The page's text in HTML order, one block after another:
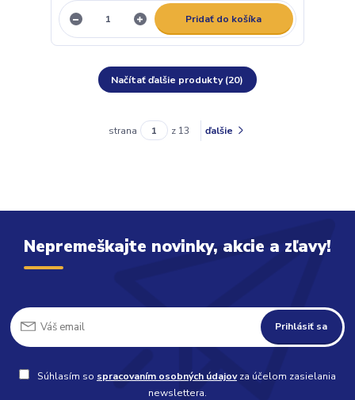
Pridať do košíka
Načítať ďalšie produkty (20)
strana z 13 ďalšie
Nepremeškajte novinky, akcie a zľavy!
Prihlásiť sa
Súhlasím so spracovaním osobných údajovza účelom zasielania
newslettera.